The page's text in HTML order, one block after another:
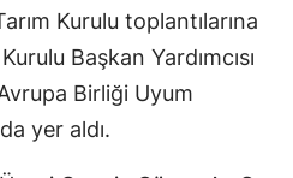
Kurulu toplantılarına
Başkan Yardımcısı
Birliği Uyum
yer aldı.